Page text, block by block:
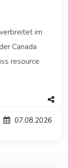
im
Canada
resource
07.08.2026